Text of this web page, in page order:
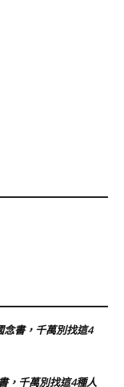
書，千萬別找這4
，千萬別找這4種人